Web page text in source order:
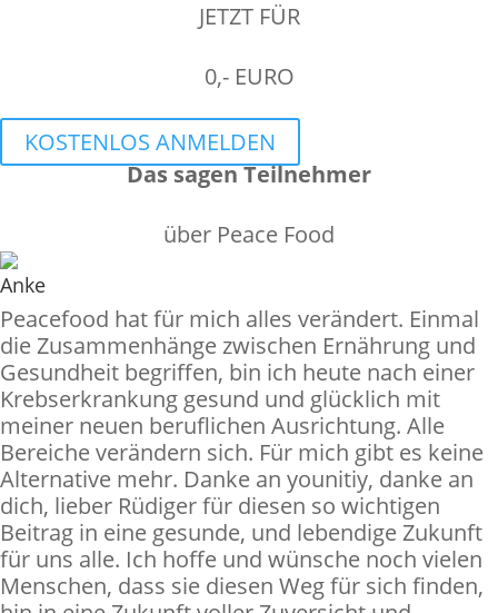
JETZT FÜR
0,- EURO
KOSTENLOS ANMELDEN
Das sagen Teilnehmer
über Peace Food
Anke
Peacefood hat für mich alles verändert. Einmal
die Zusammenhänge zwischen Ernährung und
Gesundheit begriffen, bin ich heute nach einer
Krebserkrankung gesund und glücklich mit
meiner neuen beruflichen Ausrichtung. Alle
Bereiche verändern sich. Für mich gibt es keine
Alternative mehr. Danke an younitiy, danke an
dich, lieber Rüdiger für diesen so wichtigen
Beitrag in eine gesunde, und lebendige Zukunft
für uns alle. Ich hoffe und wünsche noch vielen
Menschen, dass sie diesen Weg für sich finden,